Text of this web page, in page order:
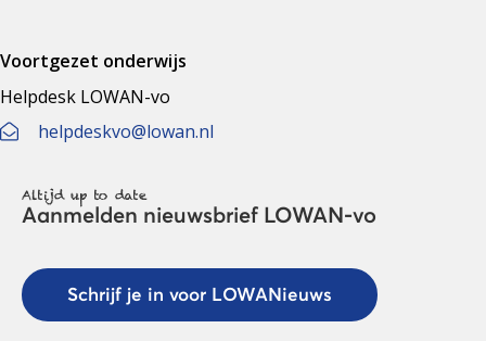
Voortgezet onderwijs
Helpdesk LOWAN-vo
helpdeskvo@lowan.nl
Altijd up to date
Aanmelden nieuwsbrief LOWAN-vo
Schrijf je in voor LOWANieuws